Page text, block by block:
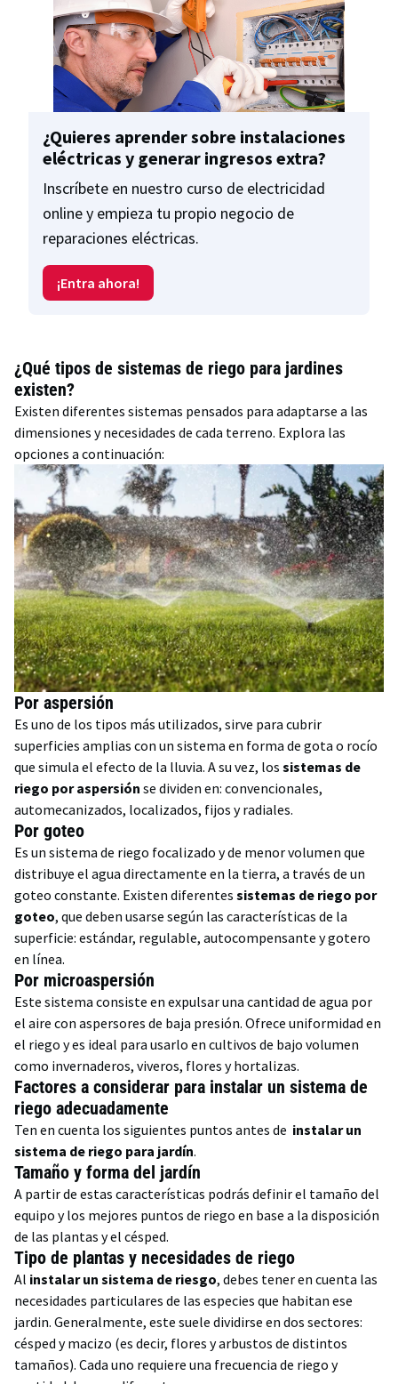
¿Quieres aprender sobre instalaciones
eléctricas y generar ingresos extra?
Inscríbete en nuestro curso de electricidad
online y empieza tu propio negocio de
reparaciones eléctricas.
¡Entra ahora!
¿Qué tipos de sistemas de riego para jardines
existen?
Existen diferentes sistemas pensados para adaptarse a las
dimensiones y necesidades de cada terreno. Explora las
opciones a continuación:
Por aspersión
Es uno de los tipos más utilizados, sirve para cubrir
superficies amplias con un sistema en forma de gota o rocío
que simula el efecto de la lluvia. A su vez, los sistemas de
riego por aspersión se dividen en: convencionales,
automecanizados, localizados, fijos y radiales.
Por goteo
Es un sistema de riego focalizado y de menor volumen que
distribuye el agua directamente en la tierra, a través de un
goteo constante. Existen diferentes sistemas de riego por
goteo, que deben usarse según las características de la
superficie: estándar, regulable, autocompensante y gotero
en línea.
Por microaspersión
Este sistema consiste en expulsar una cantidad de agua por
el aire con aspersores de baja presión. Ofrece uniformidad en
el riego y es ideal para usarlo en cultivos de bajo volumen
como invernaderos, viveros, flores y hortalizas.
Factores a considerar para instalar un sistema de
riego adecuadamente
Ten en cuenta los siguientes puntos antes de instalar un
sistema de riego para jardín.
Tamaño y forma del jardín
A partir de estas características podrás definir el tamaño del
equipo y los mejores puntos de riego en base a la disposición
de las plantas y el césped.
Tipo de plantas y necesidades de riego
Al instalar un sistema de riesgo, debes tener en cuenta las
necesidades particulares de las especies que habitan ese
jardin. Generalmente, este suele dividirse en dos sectores:
césped y macizo (es decir, flores y arbustos de distintos
tamaños). Cada uno requiere una frecuencia de riego y